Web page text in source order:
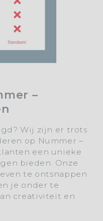
–
Wij zijn er trots
op Nummer –
een unieke
bieden. Onze
te ontsnappen
je onder te
creativiteit en